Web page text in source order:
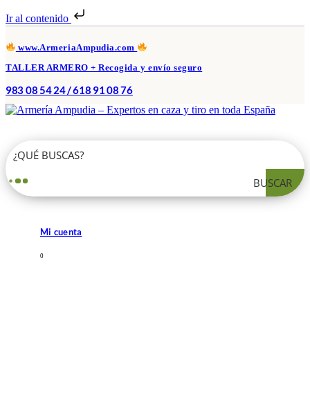
Ir al contenido
www.ArmeriaAmpudia.com
TALLER ARMERO + Recogida y envío seguro
983 08 54 24 / 618 91 08 76
BUSCAR
Mi cuenta
0